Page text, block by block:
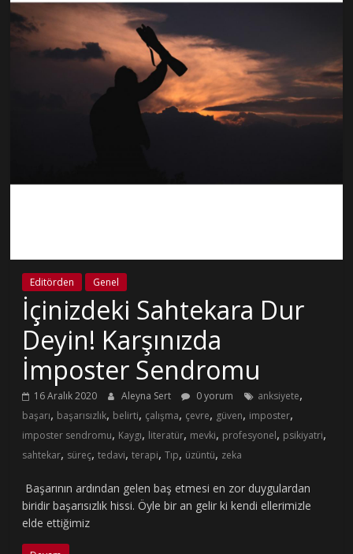
Editörden Genel
İçinizdeki Sahtekara Dur
Deyin! Karşınızda
İmposter Sendromu
16 Aralık 2020 Aleyna Sert 0 yorum anksiyete,
başarı, başarısızlık, belirti, çalışma, çevre, güven, imposter,
imposter sendromu, Kaygı, literatür, mevki, profesyonel, psikiyatri,
sahtekar, süreç,tedavi,terapi,Tıp, üzüntü, zeka
Başarının ardından gelen baş etmesi en zor duygulardan
biridir başarısızlık hissi. Öyle bir an gelir ki kendi ellerimizle
elde ettiğimiz